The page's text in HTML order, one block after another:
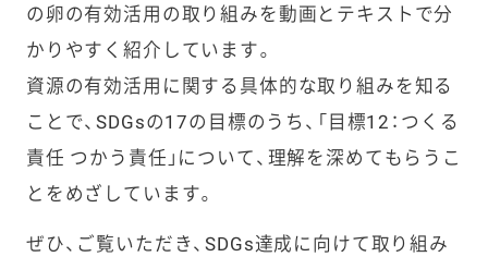
の卵の有効活用の取り組みを動画とテキストで分
かりやすく紹介しています。
資源の有効活用に関する具体的な取り組みを知る
ことで、SDGsの17の目標のうち、「目標12：つくる
責任 つかう責任」について、理解を深めてもらうこ
とをめざしています。
ぜひ、ご覧いただき、SDGs達成に向けて取り組み